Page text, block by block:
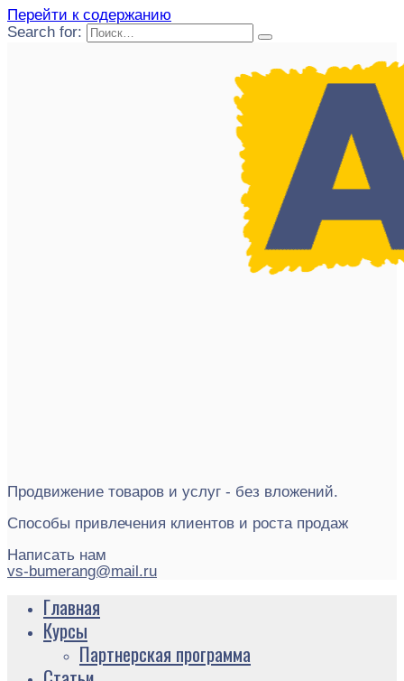
Перейти к содержанию
Search for:
Продвижение товаров и услуг - без вложений.
Способы привлечения клиентов и роста продаж
Написать нам
vs-bumerang@mail.ru
Главная
Курсы
Партнерская программа